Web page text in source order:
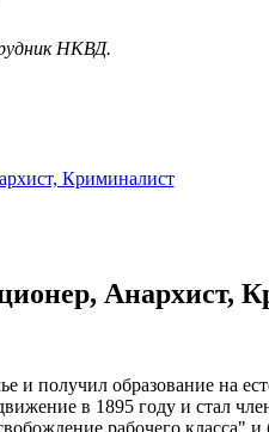
НКВД.
Криминалист
Анархист,
и получил образование на
в 1895 году и стал
рабочего класса" и